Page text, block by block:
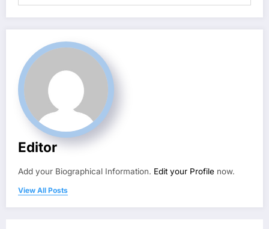
Editor
Add your Biographical Information. Edit your Profile now.
View All Posts